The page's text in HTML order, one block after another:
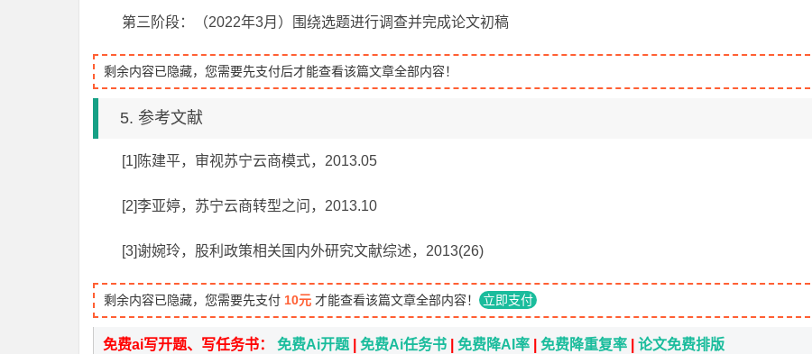
第三阶段：（2022年3月）围绕选题进行调查并完成论文初稿
剩余内容已隐藏，您需要先支付后才能查看该篇文章全部内容！
5. 参考文献
[1]陈建平，审视苏宁云商模式，2013.05
[2]李亚婷，苏宁云商转型之问，2013.10
[3]谢婉玲，股利政策相关国内外研究文献综述，2013(26)
剩余内容已隐藏，您需要先支付 10元 才能查看该篇文章全部内容！ 立即支付
免费ai写开题、写任务书： 免费Ai开题 免费Ai任务书 免费降AI率 免费降重复率 论文免费排版